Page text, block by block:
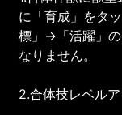
に「育成」をタ
標」→「活躍」
なりません。
2.合体技レベルア